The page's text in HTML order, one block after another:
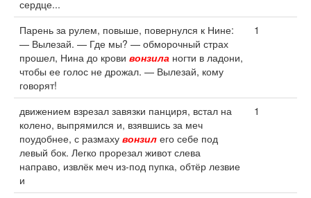
сердце...
Парень за рулем, повыше, повернулся к Нине:
— Вылезай. — Где мы? — обморочный страх
прошел, Нина до крови вонзила ногти в ладони,
чтобы ее голос не дрожал. — Вылезай, кому
говорят!
1
движением взрезал завязки панциря, встал на
колено, выпрямился и, взявшись за меч
поудобнее, с размаху вонзил его себе под
левый бок. Легко прорезал живот слева
направо, извлёк меч из-под пупка, обтёр лезвие
и
1